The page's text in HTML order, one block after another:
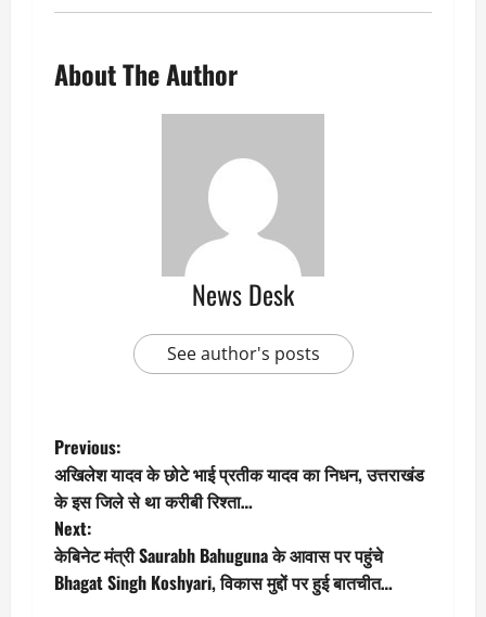
About The Author
News Desk
See author's posts
P
o
s
t
Previous:
अखिलेश यादव के छोटे भाई प्रतीक यादव का निधन, उत्तराखंड
के इस जिले से था करीबी रिश्ता…
Next:
केबिनेट मंत्री Saurabh Bahuguna के आवास पर पहुंचे
Bhagat Singh Koshyari, विकास मुद्दों पर हुई बातचीत…